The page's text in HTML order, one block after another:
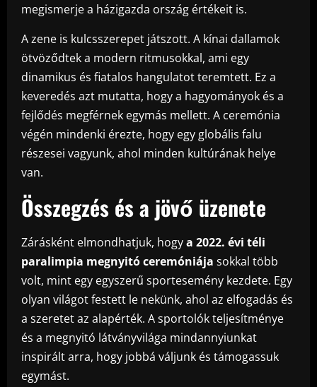
megismerje a házigazda ország értékeit is.
A zene is kulcsszerepet játszott. A kínai dallamok
ötvöződtek a modern ritmusokkal, ami egy
dinamikus és fiatalos hangulatot teremtett. Ez a
keveredés azt mutatta, hogy a hagyományok és a
fejlődés megférnek egymás mellett. A ceremónia
végén mindenki érezte, hogy egy globális falu
részesei vagyunk, ahol minden kultúrának helye
van.
Összegzés és a jövő üzenete
Zárásként elmondhatjuk, hogya 2022. évi téli
paralimpia megnyitó ceremóniája sokkal több
volt, mint egy egyszerű sportesemény kezdete. Egy
olyan világot festett le nekünk, ahol az elfogadás és
a szeretet az alapérték. A sportolók teljesítménye
és a megnyitó látványvilága mindannyiunkat
inspirált arra, hogy jobbá váljunk és támogassuk
egymást.